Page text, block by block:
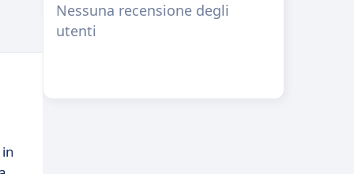
Nessuna recensione degli
utenti